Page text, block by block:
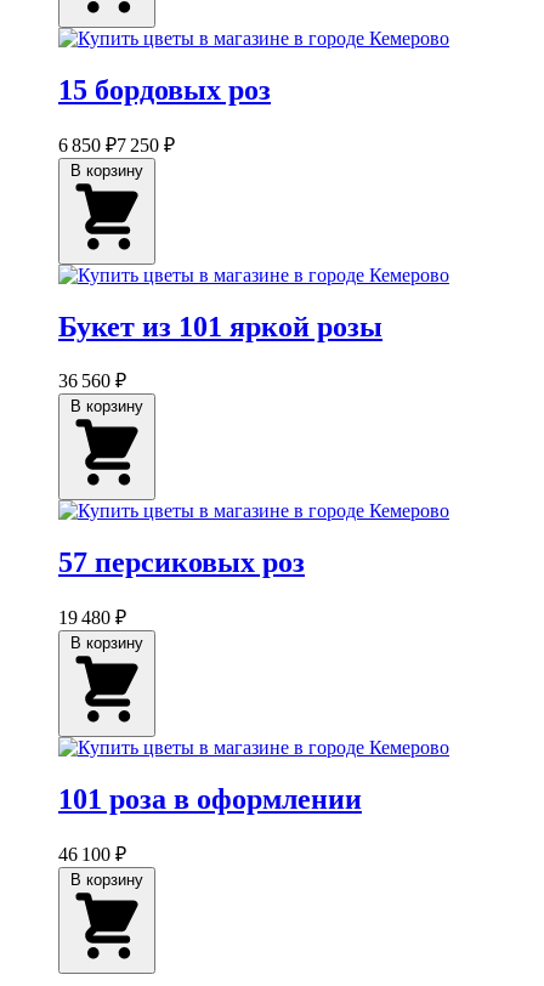
15 бордовых роз
6 850 ₽7 250 ₽
Букет из 101 яркой розы
36 560 ₽
57 персиковых роз
19 480 ₽
101 роза в оформлении
46 100 ₽